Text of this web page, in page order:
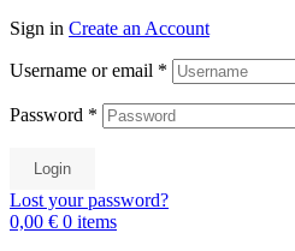
Sign in Create an Account
Username or email *
Password *
Login
Lost your password?
0,00 € 0 items